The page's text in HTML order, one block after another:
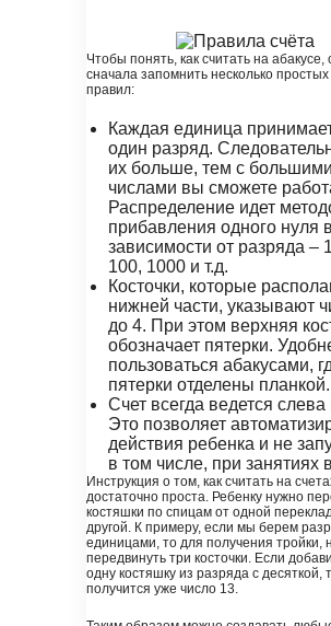
Чтобы понять, как считать на абакусе,
сначала запомнить несколько
правил:
Каждая единица
один разряд.
их больше, тем с большими
числами вы сможете
Распределение идет
прибавления одного нуля в
зависимости от разряда –
100, 1000 и т.д.
Косточки, которые
нижней части, указывают
до 4. При этом верхняя
обозначает пятерки.
пользоваться абакусами,
пятерки отделены планкой.
Счет всегда ведется
Это позволяет
действия ребенка и не
в том числе, при занятиях
Инструкция о том, как считать на
достаточно проста. Ребенку нужно
костяшки по спицам от одной
другой. К примеру, если мы берем
единицами, то для получения тройки,
передвинуть три косточки. Если
одну костяшку из разряда с десяткой,
получится уже число 13.